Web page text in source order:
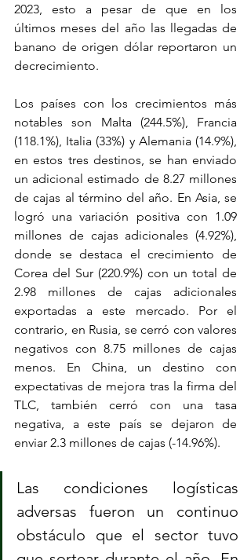
2023, esto a pesar de que en los
últimos meses del año las llegadas de
banano de origen dólar reportaron un
decrecimiento.
Los países con los crecimientos más
notables son Malta (244.5%), Francia
(118.1%), Italia (33%) y Alemania (14.9%),
en estos tres destinos, se han enviado
un adicional estimado de 8.27 millones
de cajas al término del año. En Asia, se
logró una variación positiva con 1.09
millones de cajas adicionales (4.92%),
donde se destaca el crecimiento de
Corea del Sur (220.9%) con un total de
2.98 millones de cajas adicionales
exportadas a este mercado. Por el
contrario, en Rusia, se cerró con valores
negativos con 8.75 millones de cajas
menos. En China, un destino con
expectativas de mejora tras la firma del
TLC, también cerró con una tasa
negativa, a este país se dejaron de
enviar 2.3 millones de cajas (-14.96%).
Las condiciones logísticas
adversas fueron un continuo
obstáculo que el sector tuvo